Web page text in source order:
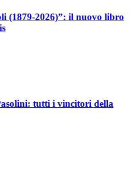
(1879-2026)”: il nuovo libro
tutti i vincitori della